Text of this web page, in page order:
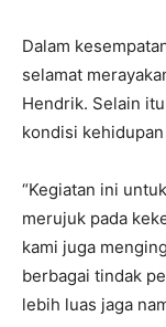
Dalam
selamat
Hendrik. Selain
kondisi
“Kegiatan ini
merujuk pada
kami juga
berbagai tindak
lebih luas jaga